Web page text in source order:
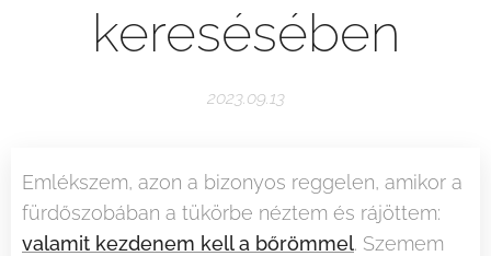
keresésében
2023.09.13
Emlékszem, azon a bizonyos reggelen, amikor a
fürdőszobában a tükörbe néztem és rájöttem:
valamit kezdenem kell a bőrömmel. Szemem